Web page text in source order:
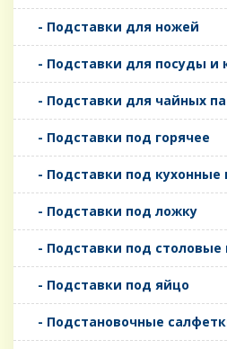
- Подставки для ножей
- Подставки для посуды и
- Подставки для чайных
- Подставки под горячее
- Подставки под кухонные
- Подставки под ложку
- Подставки под столовые
- Подставки под яйцо
- Подстановочные